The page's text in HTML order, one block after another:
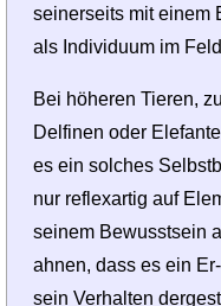
seinerseits mit einem
als Individuum im
Bei höheren Tieren,
Delfinen oder
es ein solches
nur reflexartig auf
seinem Bewusstsein
ahnen, dass es ein
sein Verhalten